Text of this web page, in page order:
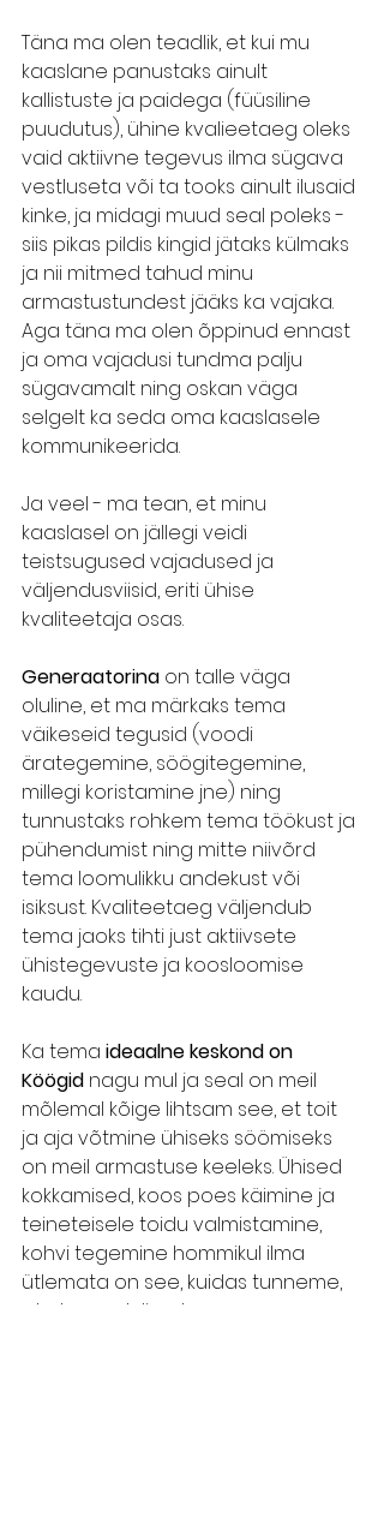
Täna ma olen teadlik, et kui mu
kaaslane panustaks ainult
kallistuste ja paidega (füüsiline
puudutus), ühine kvalieetaeg oleks
vaid aktiivne tegevus ilma sügava
vestluseta või ta tooks ainult ilusaid
kinke, ja midagi muud seal poleks -
siis pikas pildis kingid jätaks külmaks
ja nii mitmed tahud minu
armastustundest jääks ka vajaka.
Aga täna ma olen õppinud ennast
ja oma vajadusi tundma palju
sügavamalt ning oskan väga
selgelt ka seda oma kaaslasele
kommunikeerida.
Ja veel - ma tean, et minu
kaaslasel on jällegi veidi
teistsugused vajadused ja
väljendusviisid, eriti ühise
kvaliteetaja osas.
Generaatorina on talle väga
oluline, et ma märkaks tema
väikeseid tegusid (voodi
ärategemine, söögitegemine,
millegi koristamine jne) ning
tunnustaks rohkem tema töökust ja
pühendumist ning mitte niivõrd
tema loomulikku andekust või
isiksust. Kvaliteetaeg väljendub
tema jaoks tihti just aktiivsete
ühistegevuste ja koosloomise
kaudu.
Ka tema ideaalne keskond on
Köögid nagu mul ja seal on meil
mõlemal kõige lihtsam see, et toit
ja aja võtmine ühiseks söömiseks
on meil armastuse keeleks. Ühised
kokkamised, koos poes käimine ja
teineteisele toidu valmistamine,
kohvi tegemine hommikul ilma
ütlemata on see, kuidas tunneme,
et oleme olulised.